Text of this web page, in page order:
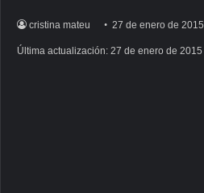
cristina mateu 27 de enero de 2015
Última actualización: 27 de enero de 2015